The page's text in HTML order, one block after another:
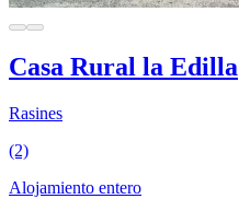
Casa Rural la Edilla
Rasines
(2)
Alojamiento entero